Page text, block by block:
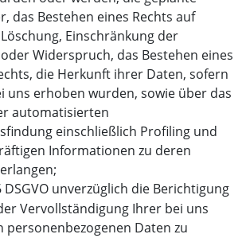
das Bestehen eines Rechts auf
Einschränkung der
Widerspruch, das Bestehen eines
die Herkunft ihrer Daten, sofern
uns erhoben wurden, sowie über das
automatisierten
einschließlich Profiling und
Informationen zu deren
DSGVO unverzüglich die Berichtigung
Vervollständigung Ihrer bei uns
personenbezogenen Daten zu